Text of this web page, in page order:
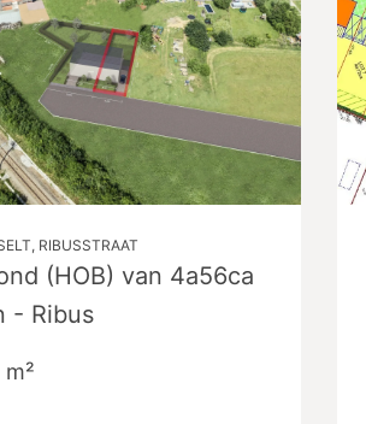
RIBUSSTRAAT
(HOB) van 4a56ca
- Ribus
m²